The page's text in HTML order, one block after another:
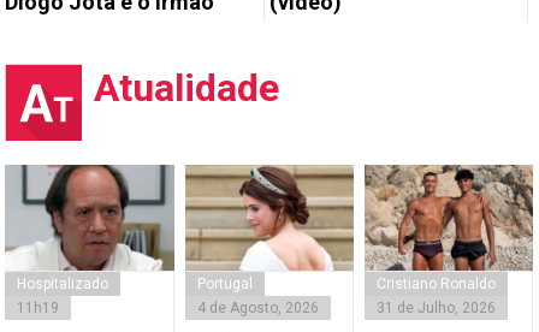
Atualidade
Hospitalizado
11h19
Portugal
4 de Agosto, 2026
Cristiano Ronaldo
31 de Julho, 2026